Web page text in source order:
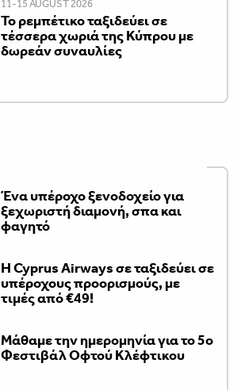
11-15 AUGUST 2026
Το ρεμπέτικο ταξιδεύει σε
τέσσερα χωριά της Κύπρου με
δωρεάν συναυλίες
Ένα υπέροχο ξενοδοχείο για
ξεχωριστή διαμονή, σπα και
φαγητό
H Cyprus Airways σε ταξιδεύει σε
υπέροχους προορισμούς, με
τιμές από €49!
Μάθαμε την ημερομηνία για το 5ο
Φεστιβάλ Οφτού Κλέφτικου